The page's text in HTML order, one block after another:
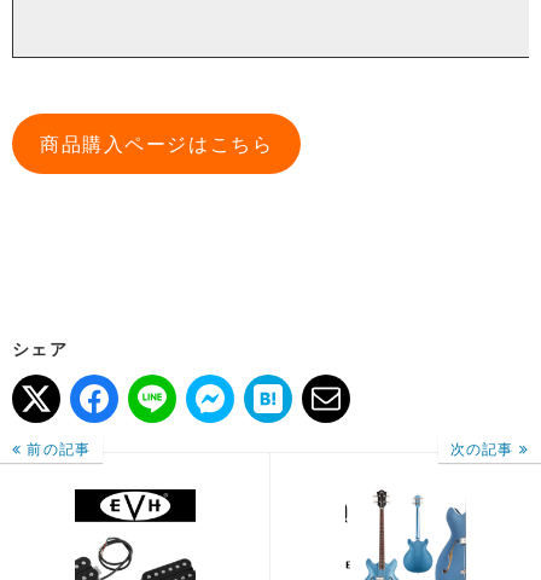
商品購入ページはこちら
シェア
前の記事 次の記事